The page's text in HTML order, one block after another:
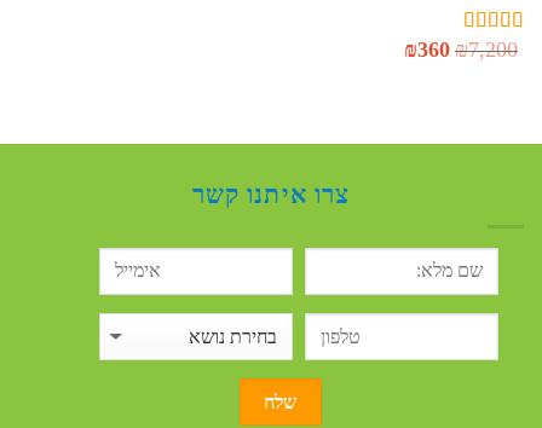
דורג5.00
₪7,200
המחיר
המקורי
₪360
צרו איתנו קשר